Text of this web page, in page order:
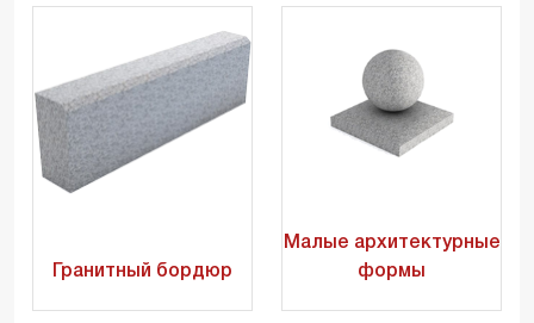
Гранитный бордюр
Малые архитектурные
формы